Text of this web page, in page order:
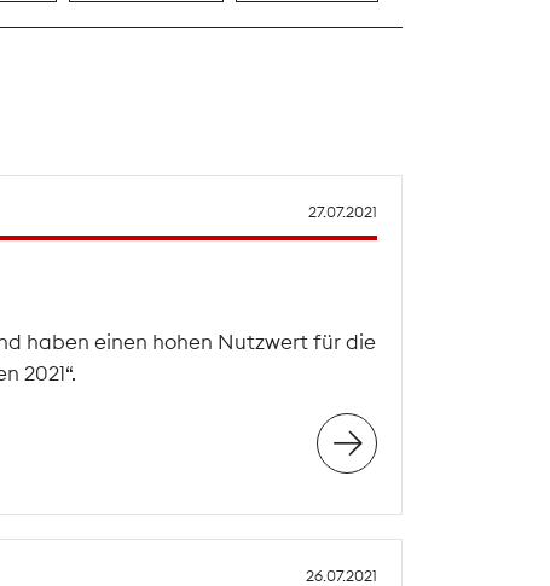
27.07.2021
haben einen hohen Nutzwert für die
2021“.
26.07.2021